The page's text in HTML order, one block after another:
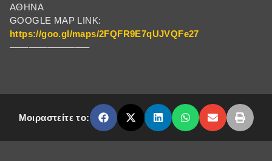
ΑΘΗΝΑ
GOOGLE MAP LINK:
https://goo.gl/maps/2FQFR9E7qUJVQFe27
————————–
Μοιραστείτε το: